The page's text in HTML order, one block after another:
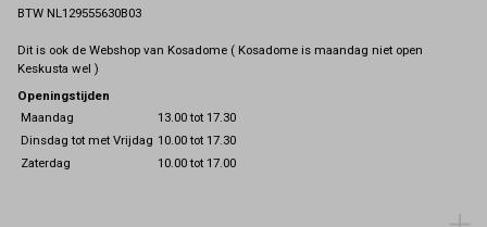
BTW NL129555630B03
Dit is ook de Webshop van Kosadome ( Kosadome is maandag niet open
Keskusta wel )
Openingstijden
Maandag
13.00 tot 17.30
Dinsdag tot met Vrijdag 10.00 tot 17.30
Zaterdag
10.00 tot 17.00